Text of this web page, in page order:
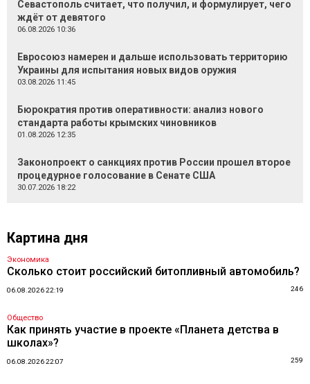
Севастополь считает, что получил, и формулирует, чего
ждёт от девятого
06.08.2026 10:36
Евросоюз намерен и дальше использовать территорию
Украины для испытания новых видов оружия
03.08.2026 11:45
Бюрократия против оперативности: анализ нового
стандарта работы крымских чиновников
01.08.2026 12:35
Законопроект о санкциях против России прошел второе
процедурное голосование в Сенате США
30.07.2026 18:22
Картина дня
Экономика
Сколько стоит российский битопливный автомобиль?
06.08.2026 22:19 246
Общество
Как принять участие в проекте «Планета детства в
школах»?
06.08.2026 22:07 259